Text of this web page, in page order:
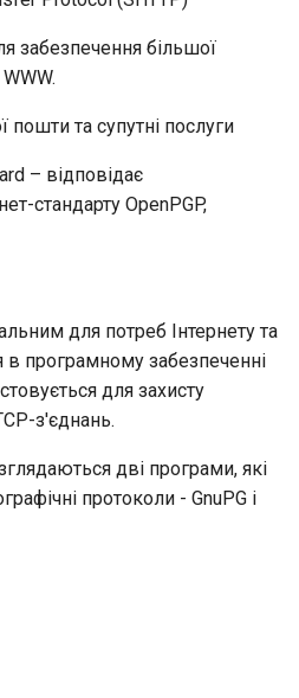
забезпечення більшої
пошти та супутні послуги
– відповідає
стандарту OpenPGP,
для потреб Інтернету та
в програмному забезпеченні
для захисту
з'єднань.
дві програми, які
протоколи - GnuPG і